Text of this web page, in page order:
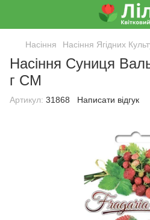
Насіння Насіння Ягідних
Насіння Суниця
г СМ
Артикул: 31868 Написати відгук